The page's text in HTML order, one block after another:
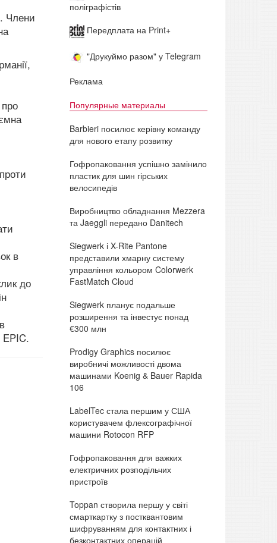
Члени
в
до
EPIC.
поліграфістів
Передплата на Print+
"Друкуймо разом" у Telegram
Реклама
Популярные материалы
Barbieri посилює керівну команду
для нового етапу розвитку
Гофропаковання успішно замінило
пластик для шин гірських
велосипедів
Виробництво обладнання Mezzera
та Jaeggli передано Danitech
Siegwerk і X-Rite Pantone
представили хмарну систему
управління кольором Colorwerk
FastMatch Cloud
Siegwerk планує подальше
розширення та інвестує понад
€300 млн
Prodigy Graphics посилює
виробничі можливості двома
машинами Koenig & Bauer Rapida
106
LabelTec стала першим у США
користувачем флексографічної
машини Rotocon RFP
Гофропаковання для важких
електричних розподільчих
пристроїв
Toppan створила першу у світі
смарткартку з постквантовим
шифруванням для контактних і
безконтактних операцій